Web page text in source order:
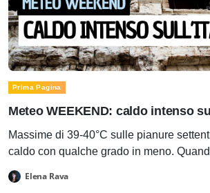
Prima Pagina
Meteo WEEKEND: caldo intenso
Massime di 39-40°C sulle pianure
caldo con qualche grado in meno.
Elena Rava